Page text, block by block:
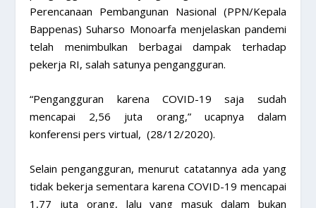
Perencanaan Pembangunan Nasional (PPN/Kepala
Bappenas) Suharso Monoarfa menjelaskan pandemi
telah menimbulkan berbagai dampak terhadap
pekerja RI, salah satunya pengangguran.
“Pengangguran karena COVID-19 saja sudah
mencapai 2,56 juta orang,” ucapnya dalam
konferensi pers virtual, (28/12/2020).
Selain pengangguran, menurut catatannya ada yang
tidak bekerja sementara karena COVID-19 mencapai
1,77 juta orang, lalu yang masuk dalam bukan